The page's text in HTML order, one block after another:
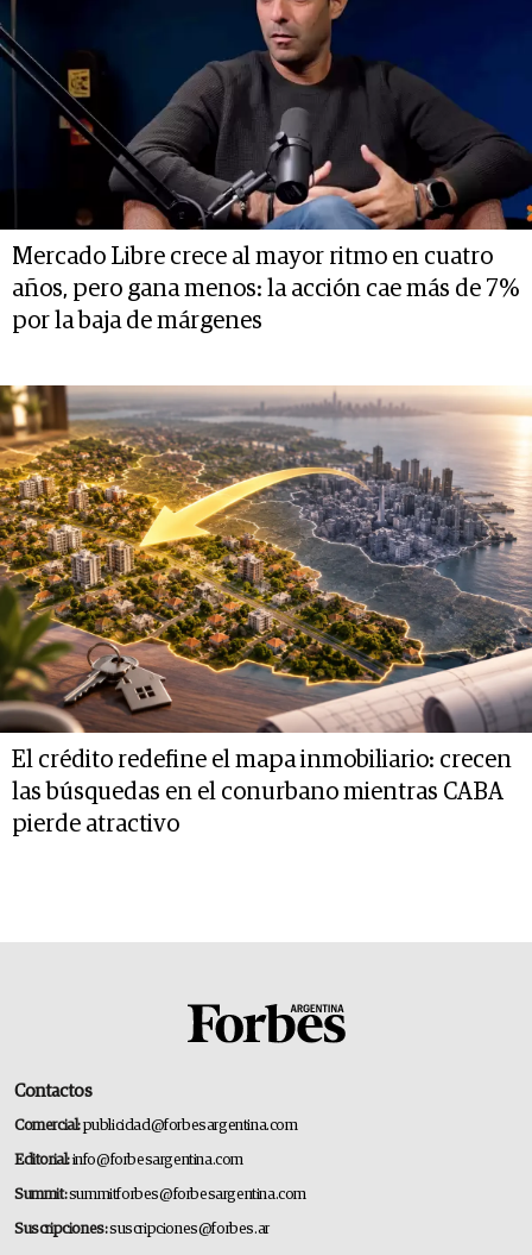
Mercado Libre crece al mayor ritmo en cuatro
años, pero gana menos: la acción cae más de 7%
por la baja de márgenes
El crédito redefine el mapa inmobiliario: crecen
las búsquedas en el conurbano mientras CABA
pierde atractivo
Contactos
Comercial:publicidad@forbesargentina.com
Editorial:info@forbesargentina.com
Summit:summitforbes@forbesargentina.com
Suscripciones:suscripciones@forbes.ar